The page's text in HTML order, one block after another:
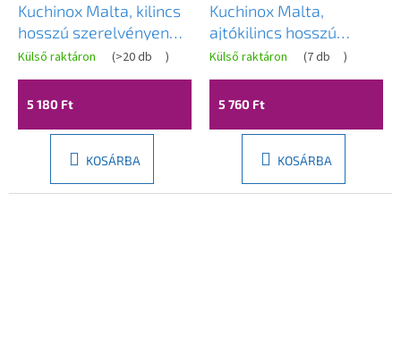
Kuchinox Malta, kilincs
hosszú szerelvényen
WC-zárhoz, patinás,
LAV-KLM_413A
Külső raktáron (>20 db )
5 180 Ft
KOSÁRBA
Kuchinox Malta,
ajtókilincs hosszú
szerelvényen belső
kulcshoz, 72 mm-es
távolsággal, szatén,
Külső raktáron (7 db )
5 760 Ft
KOSÁRBA